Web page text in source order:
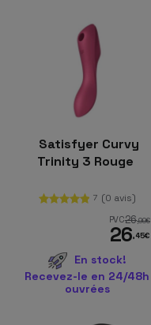
Satisfyer Curvy
Trinity 3 Rouge
7 (0 avis)
PVC26,99€
26,45€
En stock!
Recevez-le en 24/48h
ouvrées